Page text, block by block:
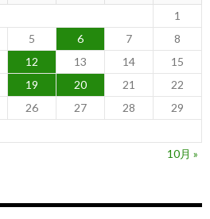
1
5 6 7
8
12 13 14
15
19 20 21
22
26 27 28
29
10月 »